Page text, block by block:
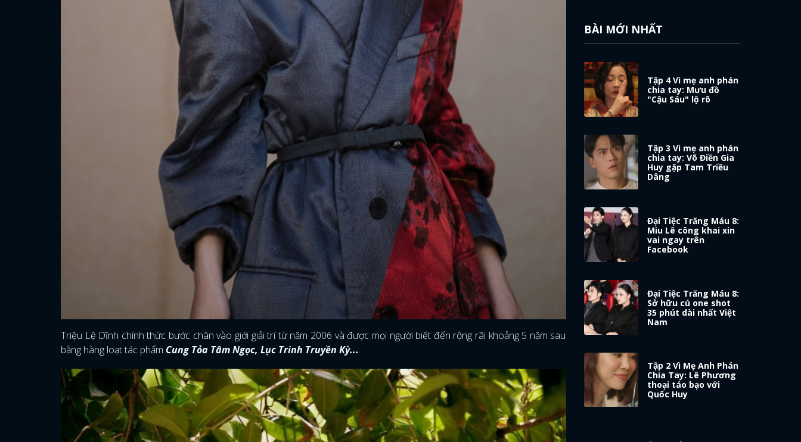
Triệu Lệ Dĩnh chính thức bước chân vào giới giải trí từ năm 2006 và được mọi người biết đến rộng rãi khoảng 5 năm sau
bằng hàng loạt tác phẩm Cung Tỏa Tâm Ngọc, Lục Trinh Truyền Kỳ...
BÀI MỚI NHẤT
Tập 4 Vì mẹ anh phán
chia tay: Mưu đồ
"Cậu Sáu" lộ rõ
Tập 3 Vì mẹ anh phán
chia tay: Võ Điền Gia
Huy gặp Tam Triều
Dâng
Đại Tiệc Trăng Máu 8:
Miu Lê công khai xin
vai ngay trên
Facebook
Đại Tiệc Trăng Máu 8:
Sở hữu cú one shot
35 phút dài nhất Việt
Nam
Tập 2 Vì Mẹ Anh Phán
Chia Tay: Lê Phương
thoại táo bạo với
Quốc Huy